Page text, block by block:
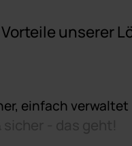
Vorteile unserer
einfach verwaltet